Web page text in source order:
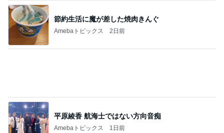
平原綾香 航海士ではない方向音痴
Amebaトピックス 1日前